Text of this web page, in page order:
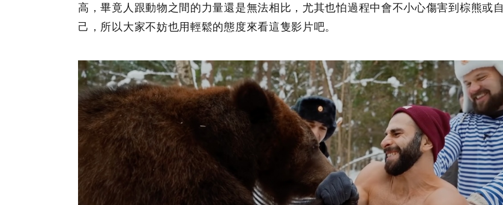
高，畢竟人跟動物之間的力量還是無法相比，尤其也怕過程中會不小心傷害到棕熊或自
己，所以大家不妨也用輕鬆的態度來看這隻影片吧。